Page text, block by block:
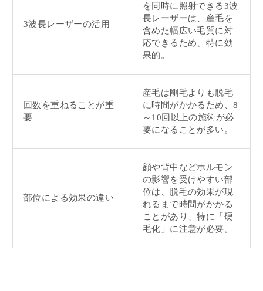
3波長レーザーの活用
を同時に照射できる3波
長レーザーは、産毛を
含めた幅広い毛質に対
応できるため、特に効
果的。
回数を重ねることが重
要
産毛は剛毛よりも脱毛
に時間がかかるため、8
～10回以上の施術が必
要になることが多い。
部位による効果の違い
顔や背中などホルモン
の影響を受けやすい部
位は、脱毛の効果が現
れるまで時間がかかる
ことがあり、特に「硬
毛化」に注意が必要。